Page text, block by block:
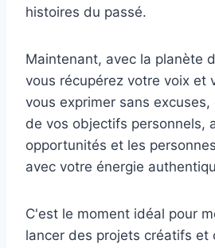
histoires du passé.
Maintenant, avec la planète
vous récupérez votre voix et
vous exprimer sans
de vos objectifs personnels,
opportunités et les
avec votre énergie
C'est le moment idéal pour
lancer des projets créatifs et